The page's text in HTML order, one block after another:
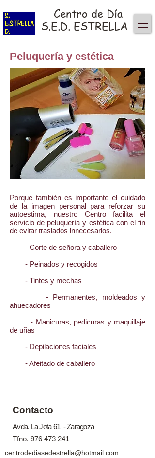
Centro de Día
S.E.D. ESTRELLA
Peluquería y estética
Porque también es importante el cuidado
de la imagen personal para reforzar su
autoestima, nuestro Centro facilita el
servicio de peluquería y estética con el fin
de evitar traslados innecesarios.
- Corte de señora y caballero
- Peinados y recogidos
- Tintes y mechas
- Permanentes, moldeados y
ahuecadores
- Manicuras, pedicuras y maquillaje
de uñas
- Depilaciones faciales
- Afeitado de caballero
​​​Contacto
Avda. La Jota 61 - Zaragoza
Tfno. 976 473 241
centrodediasedestrella@hotmail.com